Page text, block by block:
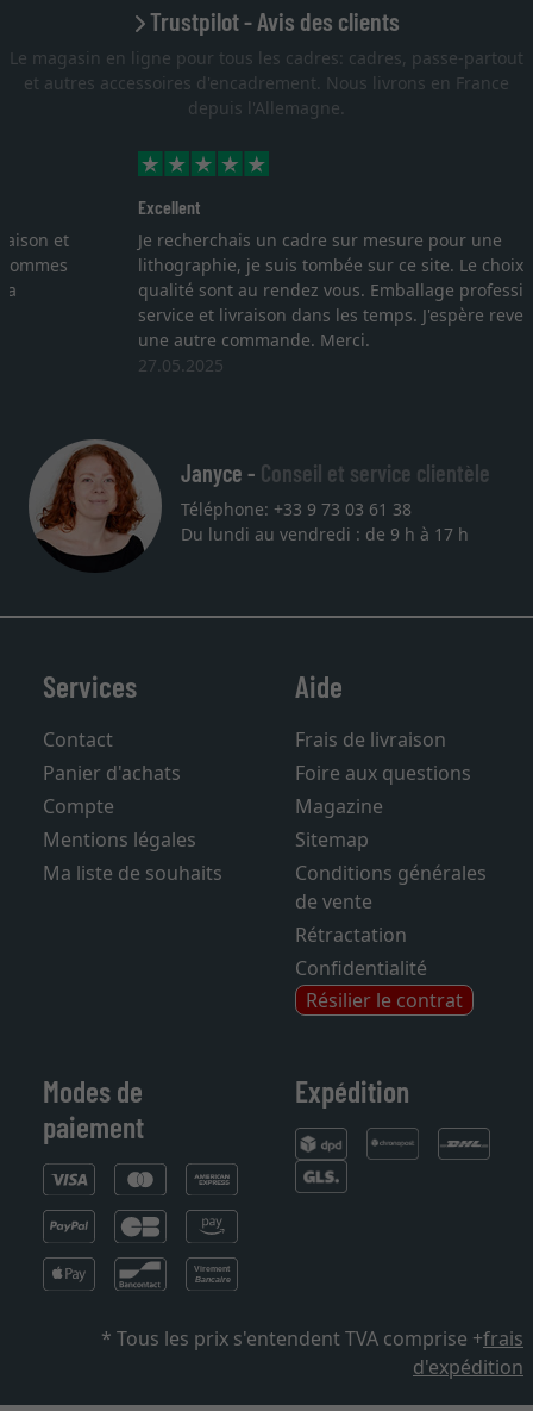
Trustpilot - Avis des clients
Le magasin en ligne pour tous les cadres: cadres, passe-partout
et autres accessoires d'encadrement. Nous livrons en France
depuis l'Allemagne.
Je recherchais un cadre sur mesure pour une
lithographie, je suis tombée sur ce site. Le choix et la
qualité sont au rendez vous. Emballage professionnel,
service et livraison dans les temps. J'espère revenir pour
une autre commande. Merci.
Janyce - Conseil et service clientèle
Téléphone: +33 9 73 03 61 38
Du lundi au vendredi : de 9 h à 17 h
Services
Contact
Panier d'achats
Compte
Mentions légales
Ma liste de souhaits
Aide
Frais de livraison
Foire aux questions
Magazine
Sitemap
Conditions générales
de vente
Rétractation
Confidentialité
Résilier le contrat
Modes de
paiement
Expédition
* Tous les prix s'entendent TVA comprise +frais
d'expédition